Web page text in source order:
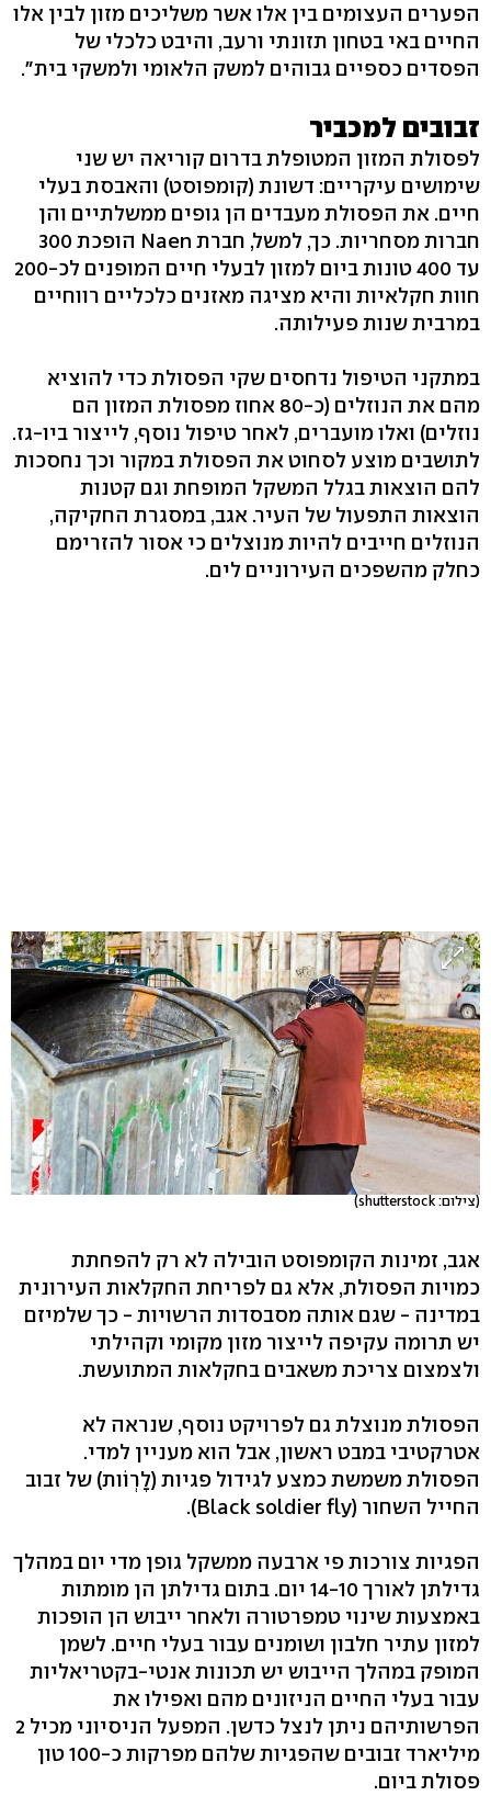
הפערים העצומים בין אלו אשר משליכים מזון לבין אלו
החיים באי בטחון תזונתי ורעב, והיבט כלכלי של
הפסדים כספיים גבוהים למשק הלאומי ולמשקי בית".
זבובים למכביר
לפסולת המזון המטופלת בדרום קוריאה יש שני
שימושים עיקריים: דשונת (קומפוסט) והאבסת בעלי
חיים. את הפסולת מעבדים הן גופים ממשלתיים והן
חברות מסחריות. כך, למשל, חברת Naen הופכת 300
עד 400 טונות ביום למזון לבעלי חיים המופנים לכ-200
חוות חקלאיות והיא מציגה מאזנים כלכליים רווחיים
במרבית שנות פעילותה.
במתקני הטיפול נדחסים שקי הפסולת כדי להוציא
מהם את הנוזלים (כ-80 אחוז מפסולת המזון הם
נוזלים) ואלו מועברים, לאחר טיפול נוסף, לייצור ביו-גז.
לתושבים מוצע לסחוט את הפסולת במקור וכך נחסכות
להם הוצאות בגלל המשקל המופחת וגם קטנות
הוצאות התפעול של העיר. אגב, במסגרת החקיקה,
הנוזלים חייבים להיות מנוצלים כי אסור להזרימם
כחלק מהשפכים העירוניים לים.
(צילום: shutterstock)
אגב, זמינות הקומפוסט הובילה לא רק להפחתת
כמויות הפסולת, אלא גם לפריחת החקלאות העירונית
במדינה - שגם אותה מסבסדות הרשויות - כך שלמיזם
יש תרומה עקיפה לייצור מזון מקומי וקהילתי
ולצמצום צריכת משאבים בחקלאות המתועשת.
הפסולת מנוצלת גם לפרויקט נוסף, שנראה לא
אטרקטיבי במבט ראשון, אבל הוא מעניין למדי.
הפסולת משמשת כמצע לגידול פגיות (לָרְוֹות) של זבוב
החייל השחור (Black soldier fly).
הפגיות צורכות פי ארבעה ממשקל גופן מדי יום במהלך
גדילתן לאורך 14-10 יום. בתום גדילתן הן מומתות
באמצעות שינוי טמפרטורה ולאחר ייבוש הן הופכות
למזון עתיר חלבון ושומנים עבור בעלי חיים. לשמן
המופק במהלך הייבוש יש תכונות אנטי-בקטריאליות
עבור בעלי החיים הניזונים מהם ואפילו את
הפרשותיהם ניתן לנצל כדשן. המפעל הניסיוני מכיל 2
מיליארד זבובים שהפגיות שלהם מפרקות כ-100 טון
פסולת ביום.